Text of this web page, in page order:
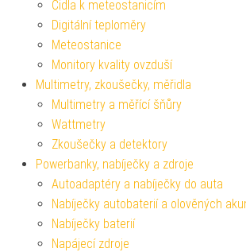
Čidla k meteostanicím
Digitální teploměry
Meteostanice
Monitory kvality ovzduší
Multimetry, zkoušečky, měřidla
Multimetry a měřící šňůry
Wattmetry
Zkoušečky a detektory
Powerbanky, nabíječky a zdroje
Autoadaptéry a nabíječky do auta
Nabíječky autobaterií a olověných
Nabíječky baterií
Napájecí zdroje